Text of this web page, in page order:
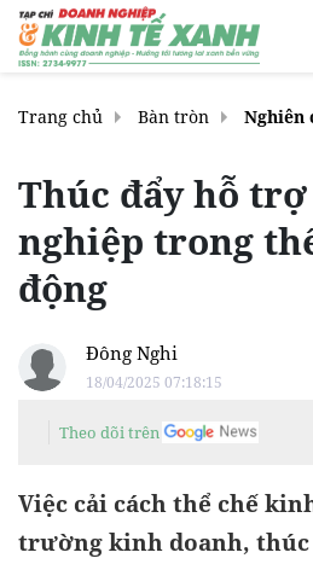
Trang chủ Bàn tròn Nghiên
Thúc đẩy hỗ
nghiệp trong
động
Đông Nghi
18/04/2025 07:18:15
Theo dõi trên
Việc cải cách thể chế
trường kinh doanh,